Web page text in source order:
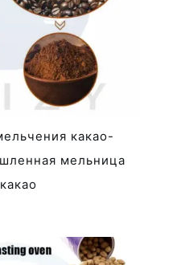
какао-
мельница